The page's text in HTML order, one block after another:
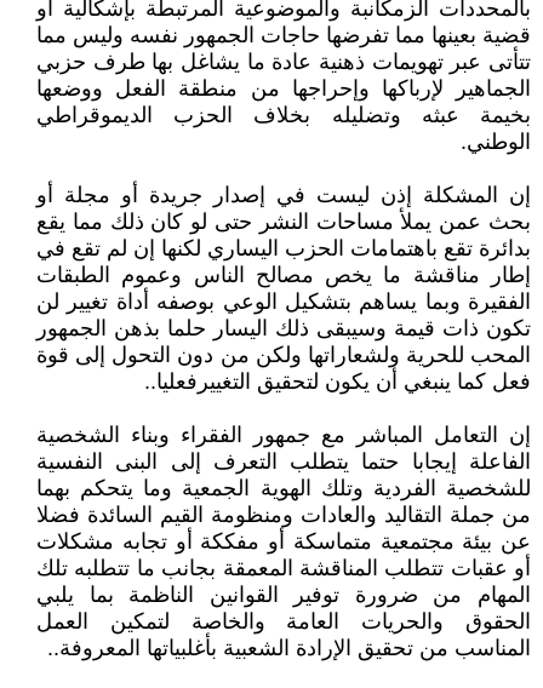
بالمحددات الزمكانبة والموضوعية المرتبطة بإشكالية أو
قضية بعينها مما تفرضها حاجات الجمهور نفسه وليس مما
تتأتى عبر تهويمات ذهنية عادة ما يشاغل بها طرف حزبي
الجماهير لإرباكها وإحراجها من منطقة الفعل ووضعها
بخيمة عبثه وتضليله بخلاف الحزب الديموقراطي
الوطني.
إن المشكلة إذن ليست في إصدار جريدة أو مجلة أو
بحث عمن يملأ مساحات النشر حتى لو كان ذلك مما يقع
بدائرة تقع باهتمامات الحزب اليساري لكنها إن لم تقع في
إطار مناقشة ما يخص مصالح الناس وعموم الطبقات
الفقيرة وبما يساهم بتشكيل الوعي بوصفه أداة تغيير لن
تكون ذات قيمة وسيبقى ذلك اليسار حلما بذهن الجمهور
المحب للحرية ولشعاراتها ولكن من دون التحول إلى قوة
فعل كما ينبغي أن يكون لتحقيق التغييرفعليا..
إن التعامل المباشر مع جمهور الفقراء وبناء الشخصية
الفاعلة إيجابا حتما يتطلب التعرف إلى البنى النفسية
للشخصية الفردية وتلك الهوية الجمعية وما يتحكم بهما
من جملة التقاليد والعادات ومنظومة القيم السائدة فضلا
عن بيئة مجتمعية متماسكة أو مفككة أو تجابه مشكلات
أو عقبات تتطلب المناقشة المعمقة بجانب ما تتطلبه تلك
المهام من ضرورة توفير القوانين الناظمة بما يلبي
الحقوق والحريات العامة والخاصة لتمكين العمل
المناسب من تحقيق الإرادة الشعبية بأغلبياتها المعروفة..